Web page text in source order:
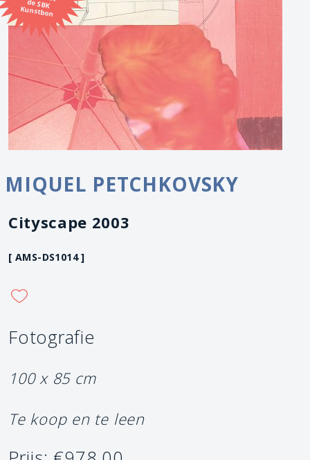
Kunstbon
MIQUEL PETCHKOVSKY
Cityscape 2003
[ AMS-DS1014 ]
Fotografie
100 x 85 cm
Te koop en te leen